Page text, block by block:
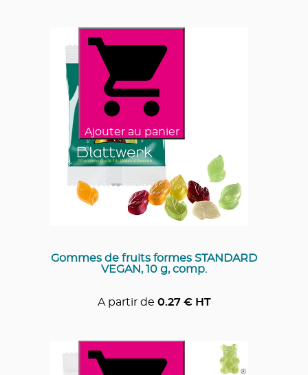
Ajouter au panier
Gommes de fruits formes STANDARD
VEGAN, 10 g, comp.
A partir de 0.27€ HT